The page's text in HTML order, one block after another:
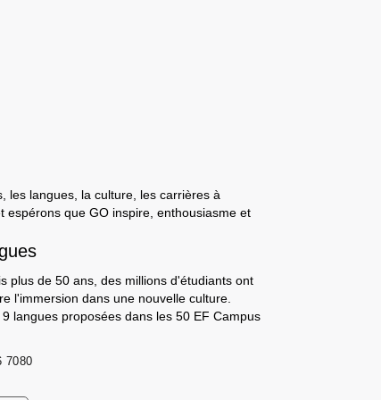
les langues, la culture, les carrières à
espérons que GO inspire, enthousiasme et
plus de 50 ans, des millions d'étudiants ont
l'immersion dans une nouvelle culture.
langues proposées dans les 50 EF Campus
7080